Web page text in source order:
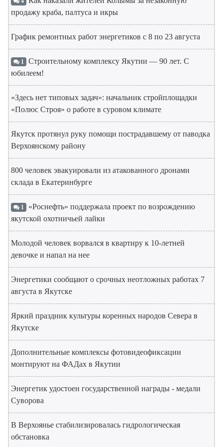
продажу краба, палтуса и икры
График ремонтных работ энергетиков с 8 по 23 августа
1 Строительному комплексу Якутии — 90 лет. С
юбилеем!
«Здесь нет типовых задач»: начальник стройплощадки
«Полюс Строя» о работе в суровом климате
Якутск протянул руку помощи пострадавшему от паводка
Верхоянскому району
800 человек эвакуировали из атакованного дронами
склада в Екатеринбурге
1 «Роснефть» поддержала проект по возрождению
якутской охотничьей лайки
Молодой человек ворвался в квартиру к 10-летней
девочке и напал на нее
Энергетики сообщают о срочных неотложных работах 7
августа в Якутске
Яркий праздник культуры коренных народов Севера в
Якутске
Дополнительные комплексы фотовидеофиксации
монтируют на ФАДах в Якутии
Энергетик удостоен государственной награды - медали
Суворова
В Верхоянье стабилизировалась гидрологическая
обстановка